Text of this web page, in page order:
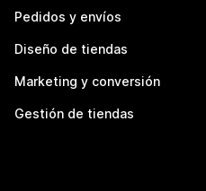
Pedidos y envíos
Diseño de tiendas
Marketing y conversión
Gestión de tiendas